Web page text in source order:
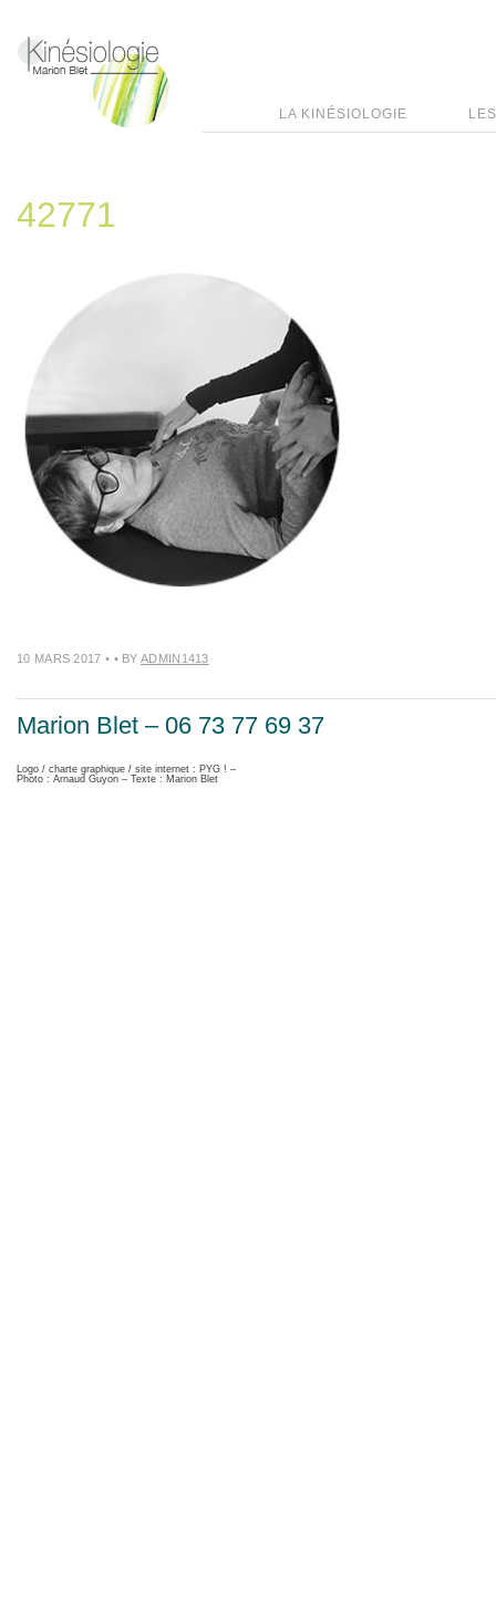
LA KINÉSIOLOGIE
42771
10 MARS 2017 • • BYADMIN1413
Marion Blet – 06 73 77 69 37
Logo / charte graphique / site internet : PYG ! –
Photo : Arnaud Guyon – Texte : Marion Blet